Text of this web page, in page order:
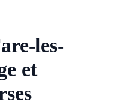
les-
et